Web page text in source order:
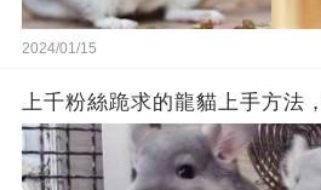
2024/01/15
上千粉絲跪求的龍貓上手方法